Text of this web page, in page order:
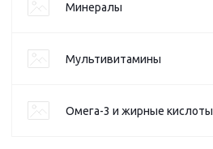
Минералы
Мультивитамины
Омега-3 и жирные кислоты